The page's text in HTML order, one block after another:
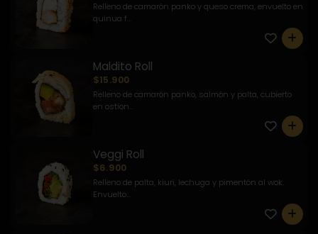
Relleno de camarón panko y queso crema, envuelto en
quinua f...
0
Maldito Roll
$15.900
Relleno de camarón panko, salmón y palta, cubierto
en ostion...
0
Veggi Roll
$6.900
Relleno de palta, kiuri, lechuga y pimentón al wok.
Envuelto...
0